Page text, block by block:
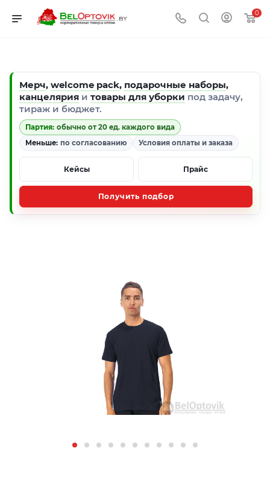
0
Мерч, welcome pack, подарочные наборы,
канцелярия и товары для уборки под задачу,
тираж и бюджет.
Партия: обычно от 20 ед. каждого вида
Меньше: по согласованию Условия оплаты и заказа
Кейсы Прайс
Получить подбор